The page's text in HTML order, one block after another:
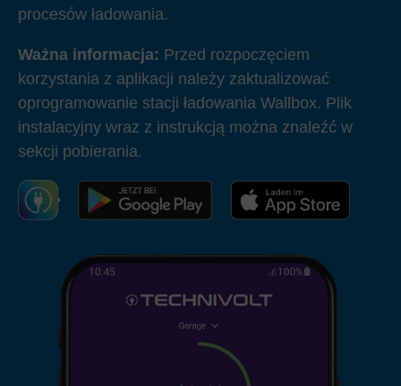
procesów ładowania.
Ważna informacja: Przed rozpoczęciem
korzystania z aplikacji należy zaktualizować
oprogramowanie stacji ładowania Wallbox. Plik
instalacyjny wraz z instrukcją można znaleźć w
sekcji pobierania.